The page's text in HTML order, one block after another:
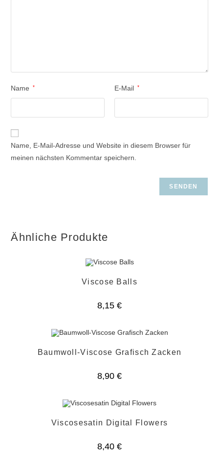
Name * E-Mail *
Name, E-Mail-Adresse und Website in diesem Browser für
meinen nächsten Kommentar speichern.
Ähnliche Produkte
Viscose Balls
8,15 €
Baumwoll-Viscose Grafisch Zacken
8,90 €
Viscosesatin Digital Flowers
8,40 €